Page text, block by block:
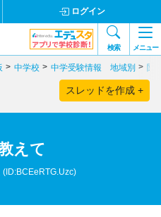
ログイン
検索 メニュー
中学校 中学受験情報 地域別 関
スレッドを作成 +
えて
(ID:BCEeRTG.Uzc)